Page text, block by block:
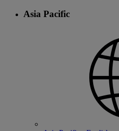
Asia Pacific